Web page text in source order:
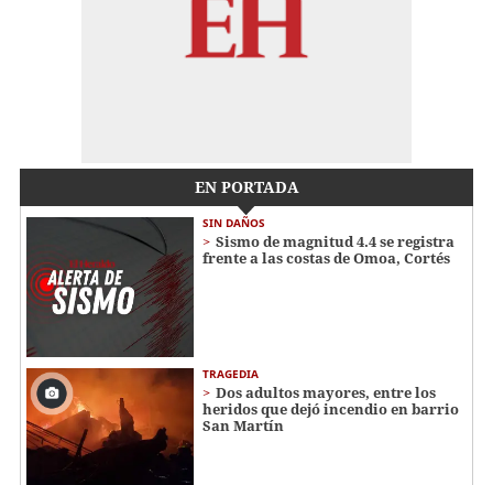
EN PORTADA
SIN DAÑOS
Sismo de magnitud 4.4 se registra
frente a las costas de Omoa, Cortés
TRAGEDIA
Dos adultos mayores, entre los
heridos que dejó incendio en barrio
San Martín